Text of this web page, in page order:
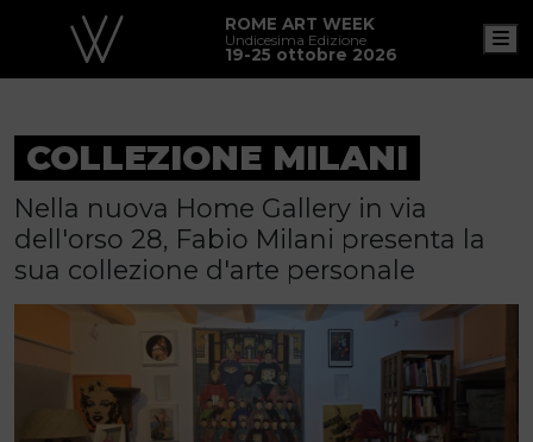
ROME ART WEEK
Undicesima Edizione
19-25 ottobre 2026
COLLEZIONE MILANI
Nella nuova Home Gallery in via
dell'orso 28, Fabio Milani presenta la
sua collezione d'arte personale